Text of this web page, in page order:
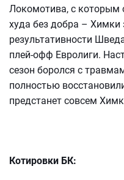
Локомотива, с которым
худа без добра – Химки
результативности
плей-офф Евролиги.
сезон боролся с
полностью
предстанет совсем
Котировки БК: